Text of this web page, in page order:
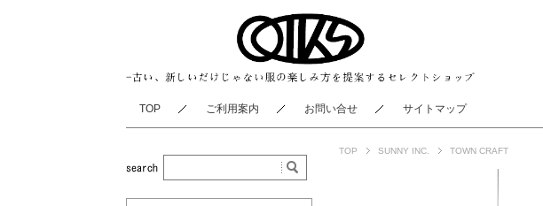
TOP ご利用案内 お問い合せ サイトマップ
TOP SUNNY INC. TOWN CRAFT